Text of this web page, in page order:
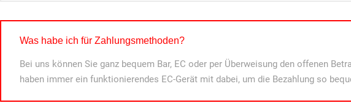
Was habe ich für Zahlungsmethoden?
Bei uns können Sie ganz bequem Bar, EC oder per Überweisung den offenen
haben immer ein funktionierendes EC-Gerät mit dabei, um die Bezahlung so